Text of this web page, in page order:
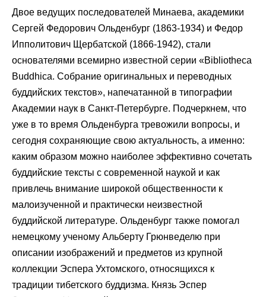
Двое ведущих последователей Минаева, академики
Сергей Федорович Ольденбург (1863-1934) и Федор
Ипполитович Щербатской (1866-1942), стали
основателями всемирно известной серии «Bibliotheca
Buddhica. Собрание оригинальных и переводных
буддийских текстов», напечатанной в типографии
Академии наук в Санкт-Петербурге. Подчеркнем, что
уже в то время Ольденбурга тревожили вопросы, и
сегодня сохраняющие свою актуальность, а именно:
каким образом можно наиболее эффективно сочетать
буддийские тексты с современной наукой и как
привлечь внимание широкой общественности к
малоизученной и практически неизвестной
буддийской литературе. Ольденбург также помогал
немецкому ученому Альберту Грюнведелю при
описании изображений и предметов из крупной
коллекции Эспера Ухтомского, относящихся к
традиции тибетского буддизма. Князь Эспер